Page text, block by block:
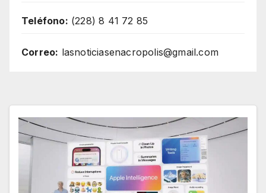
Teléfono: (228) 8 41 72 85
Correo: lasnoticiasenacropolis@gmail.com